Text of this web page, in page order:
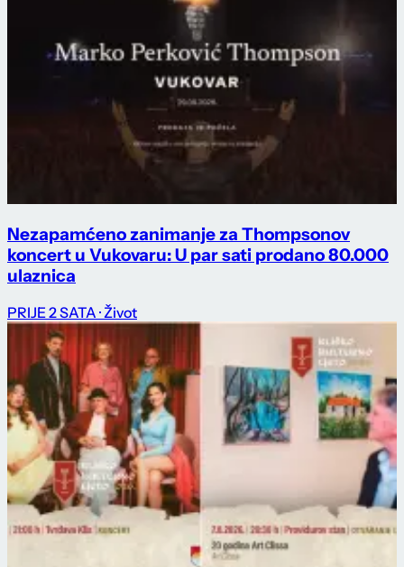
Nezapamćeno zanimanje za Thompsonov
koncert u Vukovaru: U par sati prodano 80.000
ulaznica
PRIJE 2 SATA · Život